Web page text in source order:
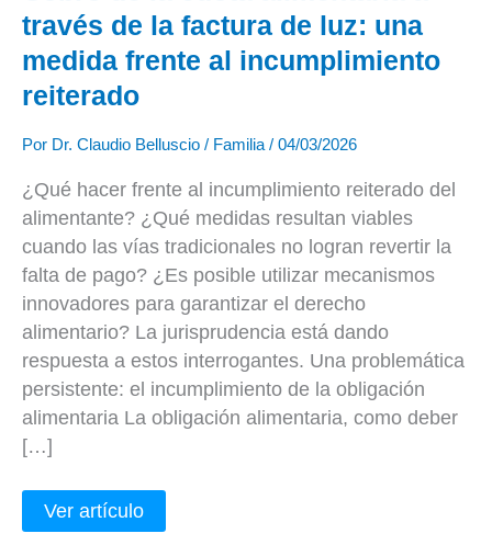
través de la factura de luz: una
medida frente al incumplimiento
reiterado
Por Dr. Claudio Belluscio / Familia / 04/03/2026
¿Qué hacer frente al incumplimiento reiterado del
alimentante? ¿Qué medidas resultan viables
cuando las vías tradicionales no logran revertir la
falta de pago? ¿Es posible utilizar mecanismos
innovadores para garantizar el derecho
alimentario? La jurisprudencia está dando
respuesta a estos interrogantes. Una problemática
persistente: el incumplimiento de la obligación
alimentaria La obligación alimentaria, como deber
[…]
al
incumplimiento
reiterado
Ver artículo